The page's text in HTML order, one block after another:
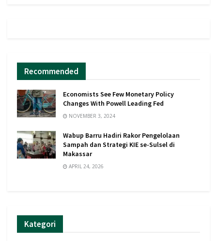
Recommended
Economists See Few Monetary Policy
Changes With Powell Leading Fed
NOVEMBER 3, 2024
Wabup Barru Hadiri Rakor Pengelolaan
Sampah dan Strategi KIE se-Sulsel di
Makassar
APRIL 24, 2026
Kategori